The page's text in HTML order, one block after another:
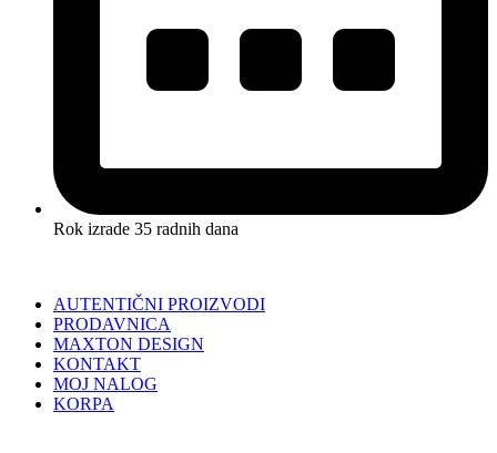
Rok izrade 35 radnih dana
AUTENTIČNI PROIZVODI
PRODAVNICA
MAXTON DESIGN
KONTAKT
MOJ NALOG
KORPA